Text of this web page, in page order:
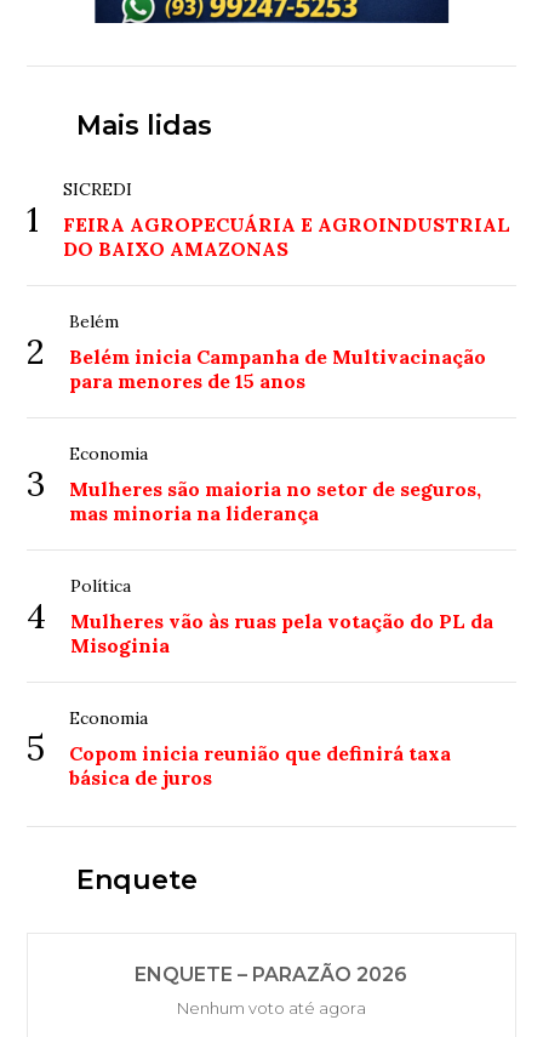
Mais lidas
1
SICREDI
FEIRA AGROPECUÁRIA E AGROINDUSTRIAL
DO BAIXO AMAZONAS
2
Belém
Belém inicia Campanha de Multivacinação
para menores de 15 anos
3
Economia
Mulheres são maioria no setor de seguros,
mas minoria na liderança
4
Política
Mulheres vão às ruas pela votação do PL da
Misoginia
5
Economia
Copom inicia reunião que definirá taxa
básica de juros
Enquete
ENQUETE – PARAZÃO 2026
Nenhum voto até agora